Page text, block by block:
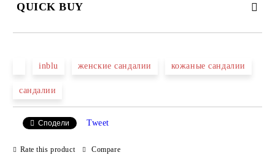
QUICK BUY
We will contact you to finalize the order
inblu женские сандалии кожаные сандалии
сандалии
Сподели Tweet
Rate this product Compare